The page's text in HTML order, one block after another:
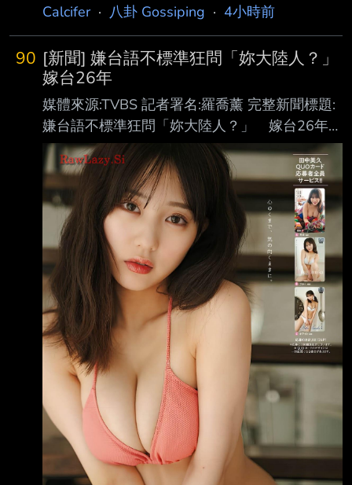
Calcifer· 八卦 Gossiping · 4小時前
90 [新聞] 嫌台語不標準狂問「妳大陸人？」
嫁台26年
媒體來源:TVBS 記者署名:羅喬薰 完整新聞標題:
嫌台語不標準狂問「妳大陸人？」 嫁台26年
闆：我台灣人 完整新聞內文:
https://youtu.be/a1IzKe2PfrI 一名從越南嫁來台
灣26年的漁販黎小姐，6日下午1點多在新北市
萬里龜吼漁夫市集介紹海 鮮時，遭遇顧客嫌棄
其台語口音並質疑是否為大陸人。顧客不斷質問
她來台原因與身分， 導致黎小姐女兒為母抱不
平，將現場影片上傳網路，盼能討回公道。 顧
客質疑台語口音 女兒PO網引關注 黎小姐當時
正在以台語向顧客介紹海鮮，卻突然被打斷，對
方表示「你講國